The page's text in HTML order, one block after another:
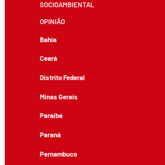
SOCIOAMBIENTAL
OPINIÃO
Bahia
Ceará
Distrito Federal
Minas Gerais
Paraíba
Paraná
Pernambuco